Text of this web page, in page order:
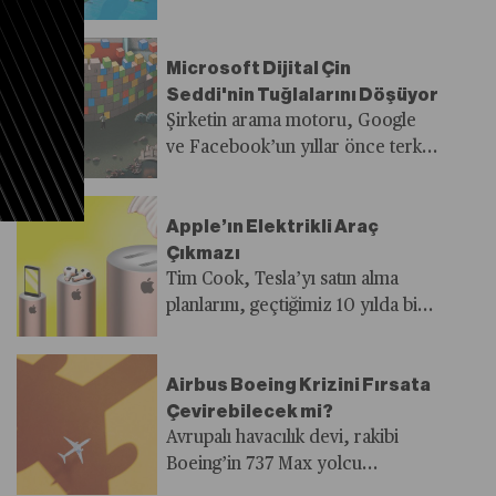
ortaya çıkacak sonuç kıtanın
kaderinin yeniden şekillenmesi
için büyük önem arz ediyor
Microsoft Dijital Çin
Seddi'nin Tuğlalarını Döşüyor
Şirketin arama motoru, Google
ve Facebook’un yıllar önce terk
Apple’ın Elektrikli Araç
Çıkmazı
Tim Cook, Tesla’yı satın alma
planlarını, geçtiğimiz 10 yılda bir
çalışmaya başlamadan önce
durdurmuştu. Hikayenin iç yüzü,
kararsızlık üzerine
üniversitelerde okutulabilecek bir
Airbus Boeing Krizini Fırsata
Çevirebilecek mi?
Avrupalı havacılık devi, rakibi
Boeing’in 737 Max yolcu